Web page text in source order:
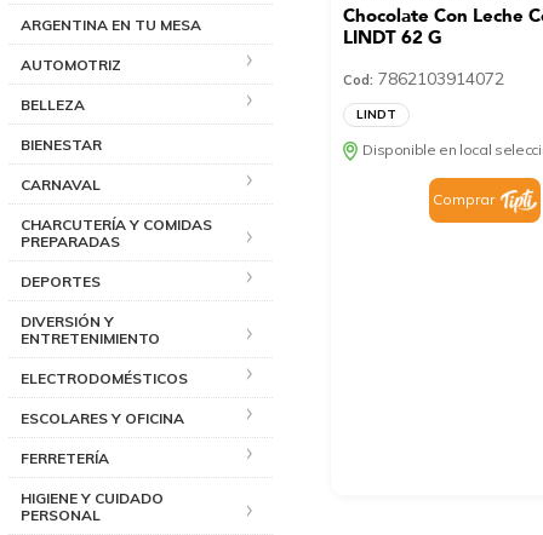
ARGENTINA EN TU MESA
AUTOMOTRIZ
BELLEZA
BIENESTAR
CARNAVAL
CHARCUTERÍA Y COMIDAS
PREPARADAS
DEPORTES
DIVERSIÓN Y
ENTRETENIMIENTO
ELECTRODOMÉSTICOS
ESCOLARES Y OFICINA
FERRETERÍA
HIGIENE Y CUIDADO
PERSONAL
Chocolate Con Leche
LINDT 62 G
Cod: 7862103914072
LINDT
Disponible en local
Comprar